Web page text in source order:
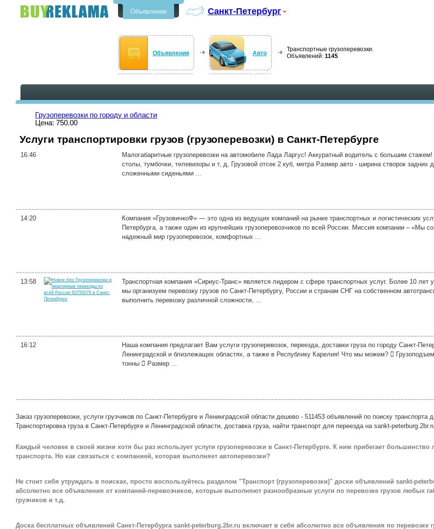
Объявления Санкт-Петербург
Объявления Авто
Транспортные грузоперевозки.
Объявлений: 1145
Грузоперевозки по городу и области
Цена: 750.00
Услуги транспортировки грузов (грузоперевозки) в Санкт-Петербурге
16:46
Малогабаритные грузоперевозки на автомобиле Лада Ларгус! Аккуратный водитель с большим
столы, тумбочки, телевизоры и т, д, Грузовой отсек 2 куб, метра Размер авто - ширина створок задних
сложенными сиденьями ...
14:20
Компания «ГрузовичкоФ» — это одна из ведущих компаний на рынке транспортных и логистических
Петербурга, а также один из крупнейших грузоперевозчиков по всей России. Миссия компании – «Мы
надежный мир грузоперевозок, комфортных ...
13:58
Транспортная компания «Сириус-Транс» является лидером с сфере транспортных услуг. Более 10
мы организуем перевозку грузов по Санкт-Петербургу, России и странам СНГ на собственном
выполнить перевозку различной сложности, ...
16:12
Наша компания предлагает Вам услуги грузоперевозок, переезда, доставки груза по городу Санкт-
Ленинградской и близлежащих областях, а также в Республику Карелия! Что мы можем? 
тонны  Размер ...
Заказ грузоперевозки, услуги грузчиков по Санкт-Петербурге и Ленинградской области дешево - 511453 объявлений по поиску транспорта
Транспортировка груза в Санкт-Петербурге и Ленинградской области, доставка груза, найти транспорт для переезда на sankt-
Каждый человек в своей жизни хотя бы раз использует услуги грузоперевозки в Санкт-Петербурге. К ним прибегает
транспорта. Но как связаться с компанией, которая выполняет автоперевозки?
Не стоит себя утруждать в поисках, просто воспользуйтесь разделом "Транспорт (грузоперевозки)" доски объявлений sankt-
абсолютно все объявления от компаний-перевозчиков, которые выполняют разнообразные услуги по перевозке грузов любых
грузчиков и т.д.
Доска бесплатных объявлений Санкт-Петербурга sankt-peterburg.2br.ru включает в себя абсолютно все объявления по перевозке